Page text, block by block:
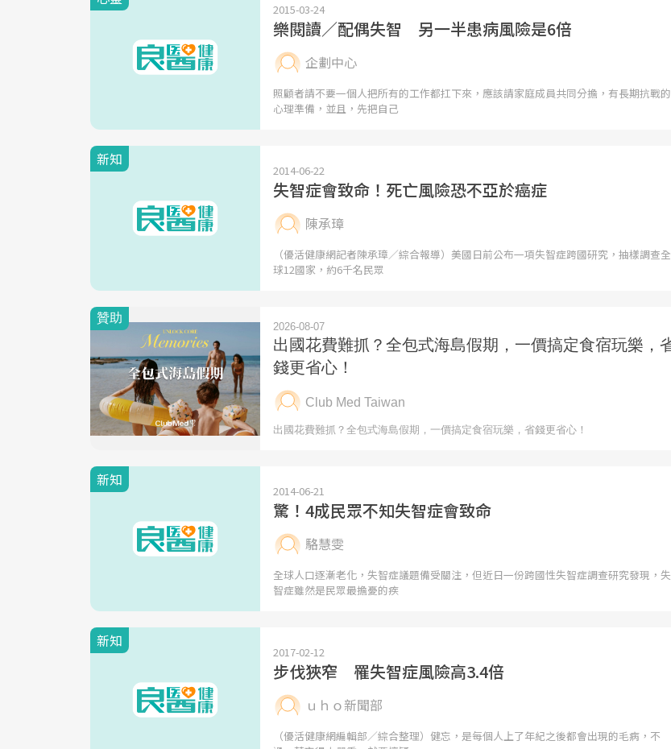
2015-03-24
樂閱讀／配偶失智 另一半患病風險是6倍
企劃中心
照顧者請不要一個人把所有的工作都扛下來，應該請家庭成員共同分擔，有長期抗戰的
心理準備，並且，先把自己
新知
2014-06-22
失智症會致命！死亡風險恐不亞於癌症
陳承璋
（優活健康網記者陳承璋／綜合報導）美國日前公布一項失智症跨國研究，抽樣調查全
球12國家，約6千名民眾
新知
2014-06-21
驚！4成民眾不知失智症會致命
駱慧雯
全球人口逐漸老化，失智症議題備受關注，但近日一份跨國性失智症調查研究發現，失
智症雖然是民眾最擔憂的疾
新知
2017-02-12
步伐狹窄 罹失智症風險高3.4倍
ｕｈｏ新聞部
（優活健康網編輯部／綜合整理）健忘，是每個人上了年紀之後都會出現的毛病，不